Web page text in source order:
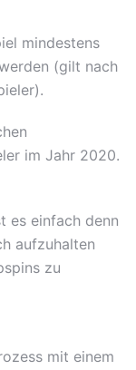
mindestens
(gilt nach
im Jahr 2020.
es einfach denn
aufzuhalten
zu
mit einem